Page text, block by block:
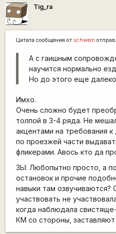
Tig_ra
Цитата сообщения от schwein
А с гаишным
научится нормально
Но до этого еще
Имхо.
Очень сложно будет
толпой в 3-4 ряда. Не
акцентами на требования
по проезжей части
фликерами. Авось кто да
ЗЫ: Любопытно просто, а
остановок и прочие
навыки там озвучиваются?
участвовать не
когда наблюдала
КМ со стороны, заставляют